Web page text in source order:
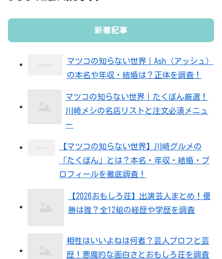
新着記事
マツコの知らない世界｜Ash（アッシュ）
の本名や年収・結婚は？正体を調査！
マツコの知らない世界｜たくぽん厳選！
川崎メシの名店リストと注文必須メニュ
ー
【マツコの知らない世界】川崎グルメの
「たくぽん」とは？本名・年収・結婚・プ
ロフィールを徹底調査！
【2026おもしろ荘】出演芸人まとめ！優
勝は誰？全12組の経歴や学歴を調査
相性はいいよねは何者？芸人プロフと芸
歴！悪魔的な面白さとおもしろ荘を調査